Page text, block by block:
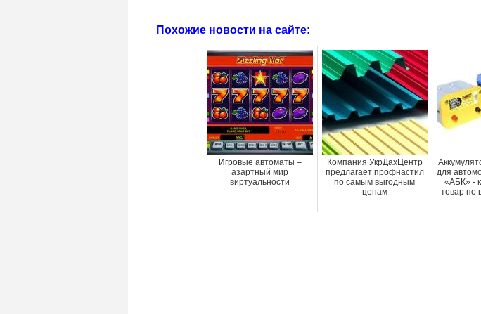
Похожие новости на сайте:
Игровые автоматы –
азартный мир
виртуальности
Компания УкрДахЦентр
предлагает профнастил
по самым выгодным
ценам
для
«АБК» -
товар по